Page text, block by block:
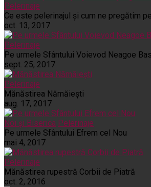
Pelerinaje
Ce este pelerinajul şi cum ne pregătim
oct. 13, 2017
Pelerinaje
Pe urmele Sfântului Voievod Neagoe
sept. 25, 2017
Pelerinaje
Mănăstirea Nămăiești
aug. 17, 2017
Noi și Biserica Pelerinaje
Pe urmele Sfântului Efrem cel Nou
mai 4, 2017
Pelerinaje
Mănăstirea rupestră Corbii de Piatră
oct. 2, 2016